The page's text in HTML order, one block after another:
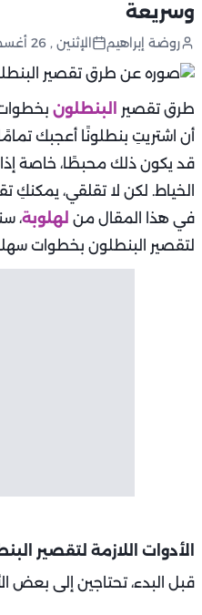
وسريعة
روضة إبراهيم الإثنين , 26 أغسطس 2024 ,3:37 م
طرق تقصير البنطلون
أن اشتريتِ بنطلونًا أعجبك
قد يكون ذلك محبطًا، خاصة
الخياط. لكن لا تقلقي،
في هذا المقال من لهلوبة،
لتقصير البنطلون بخطوات
الأدوات اللازمة لتقصير
قبل البدء، تحتاجين إلى بعض